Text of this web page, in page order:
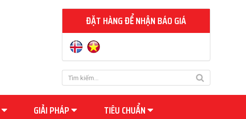
ĐẶT HÀNG ĐỂ NHẬN BÁO GIÁ
GIẢI PHÁP TIÊU CHUẨN